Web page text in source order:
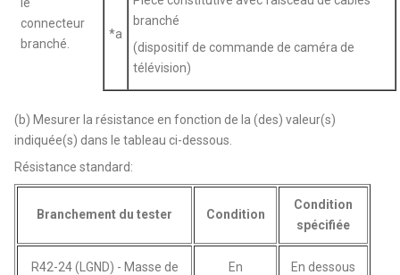
connecteur
branché.
*a
branché
(dispositif de commande de caméra de
télévision)
(b) Mesurer la résistance en fonction de la (des) valeur(s)
indiquée(s) dans le tableau ci-dessous.
Résistance standard:
Branchement du tester Condition
Condition
spécifiée
R42-24 (LGND) - Masse de
En
En dessous